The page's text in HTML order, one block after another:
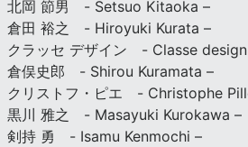
北岡 節男 - Setsuo Kitaoka –
倉田 裕之 - Hiroyuki Kurata –
クラッセ デザイン - Classe
倉俣史郎 - Shirou Kuramata –
クリストフ・ピエ - Christophe
黒川 雅之 - Masayuki Kurokawa –
剣持 勇 - Isamu Kenmochi –